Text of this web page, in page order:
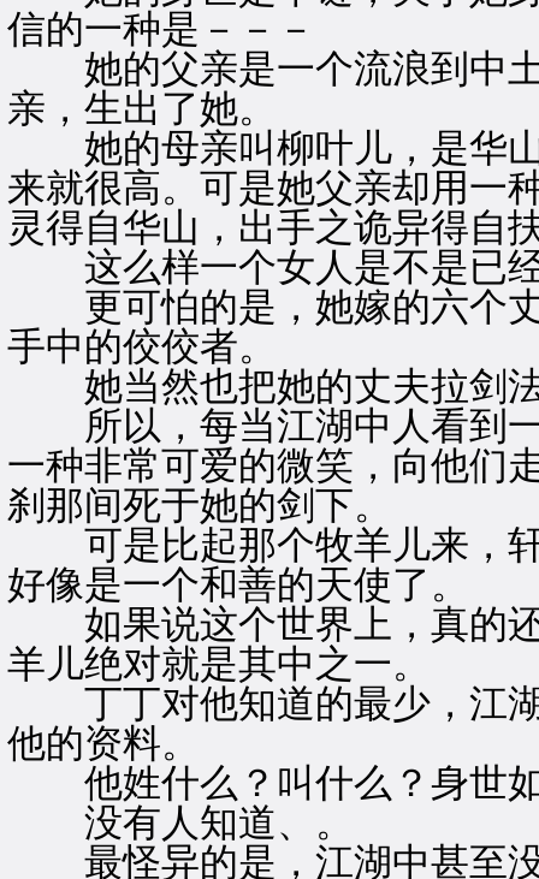
信的一种是－－－
她的父亲是一个流浪到中土
亲，生出了她。
她的母亲叫柳叶儿，是华山
来就很高。可是她父亲却用一
灵得自华山，出手之诡异得自
这么样一个女人是不是已
更可怕的是，她嫁的六个丈
手中的佼佼者。
她当然也把她的丈夫拉剑法
所以，每当江湖中人看到一
一种非常可爱的微笑，向他们
刹那间死于她的剑下。
可是比起那个牧羊儿来，轩
好像是一个和善的天使了。
如果说这个世界上，真的还
羊儿绝对就是其中之一。
丁丁对他知道的最少，江湖
他的资料。
他姓什么？叫什么？身世
没有人知道、。
最怪异的是，江湖中甚至没